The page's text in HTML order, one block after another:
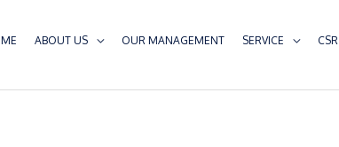
ABOUT US OUR MANAGEMENT SERVICE CSR